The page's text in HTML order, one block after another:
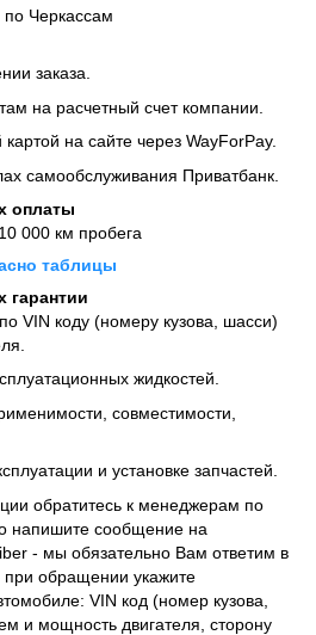
по Черкассам
заказа.
на расчетный счет компании.
на сайте через WayForPay.
самообслуживания Приватбанк.
оплаты
000 км пробега
таблицы
гарантии
VIN коду (номеру кузова, шасси)
жидкостей.
совместимости,
и установке запчастей.
обратитесь к менеджерам по
напишите сообщение на
- мы обязательно Вам ответим в
обращении укажите
VIN код (номер кузова,
и мощность двигателя, сторону